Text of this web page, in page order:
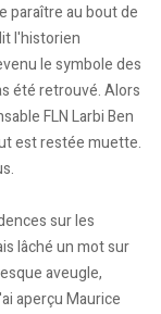
paraître au bout de
l'historien
le symbole des
été retrouvé. Alors
FLN Larbi Ben
est restée muette.
sur les
lâché un mot sur
aveugle,
aperçu Maurice